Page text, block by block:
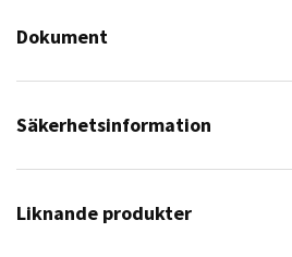
Dokument
Säkerhetsinformation
Liknande produkter